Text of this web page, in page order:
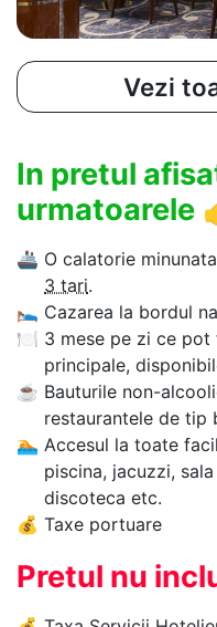
Vezi
In pretul
urmatoarele
🚢 O calatorie
3 tari.
🛌 Cazarea la bordul
🍽 3 mese pe zi ce
principale,
☕ Bauturile non-
restaurantele de tip
🏊‍ Accesul la toate
piscina, jacuzzi,
discoteca etc.
💰 Taxe portuare
Pretul nu